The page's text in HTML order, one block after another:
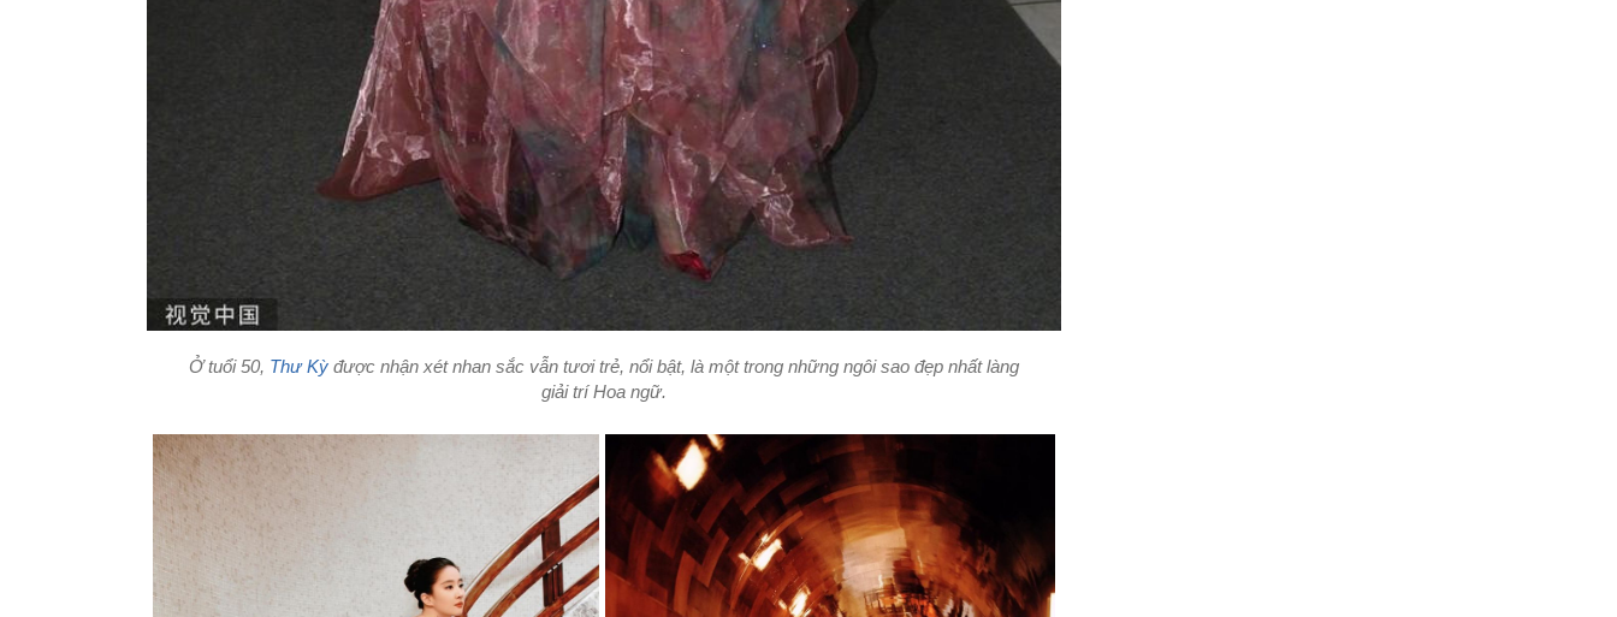
Ở tuổi 50, Thư Kỳ được nhận xét nhan sắc vẫn tươi trẻ, nổi bật, là một trong những ngôi sao đẹp nhất làng
giải trí Hoa ngữ.